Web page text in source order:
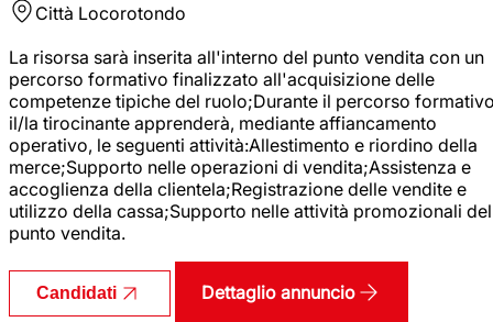
Città Locorotondo
La risorsa sarà inserita all'interno del punto vendita con un
percorso formativo finalizzato all'acquisizione delle
competenze tipiche del ruolo;Durante il percorso
il/la tirocinante apprenderà, mediante affiancamento
operativo, le seguenti attività:Allestimento e riordino della
merce;Supporto nelle operazioni di vendita;Assistenza e
accoglienza della clientela;Registrazione delle vendite e
utilizzo della cassa;Supporto nelle attività promozionali del
punto vendita.
Candidati Dettaglio annuncio